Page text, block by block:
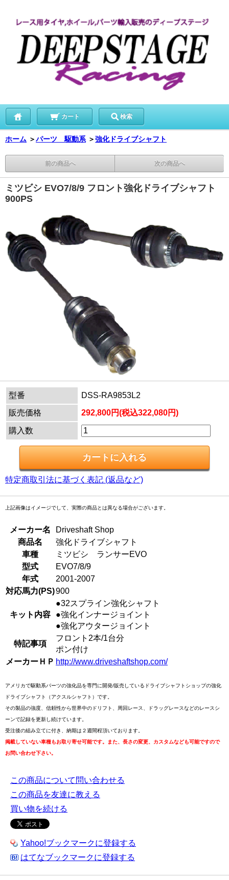
カート 検索
ホーム ＞パーツ 駆動系 ＞強化ドライブシャフト
前の商品へ 次の商品へ
ミツビシ EVO7/8/9 フロント強化ドライブシャフト
900PS
型番
DSS-RA9853L2
販売価格
292,800円(税込322,080円)
購入数
特定商取引法に基づく表記 (返品など)
上記画像はイメージでして、実際の商品とは異なる場合がございます。
メーカー名
Driveshaft Shop
商品名
強化ドライブシャフト
車種
ミツビシ ランサーEVO
型式
EVO7/8/9
年式
2001-2007
対応馬力(PS)900
キット内容
●32スプライン強化シャフト
●強化インナージョイント
●強化アウタージョイント
特記事項
フロント2本/1台分
ポン付け
メーカーＨＰ http://www.driveshaftshop.com/
アメリカで駆動系パーツの強化品を専門に開発/販売しているドライブシャフトショップの強化
ドライブシャフト（アクスルシャフト）です。
その製品の強度、信頼性から世界中のドリフト、周回レース、ドラッグレースなどのレースシ
ーンで記録を更新し続けています。
受注後の組み立てに付き、納期は２週間程頂いております。
掲載していない車種もお取り寄せ可能です。また、長さの変更、カスタムなども可能ですので
お問い合わせ下さい。
この商品について問い合わせる
この商品を友達に教える
買い物を続ける
Yahoo!ブックマークに登録する
はてなブックマークに登録する